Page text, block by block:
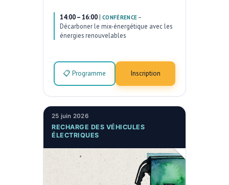
14:00 – 16:00 | CONFÉRENCE –
Décarboner le mix-énergétique avec les
énergies renouvelables
📋 Programme Inscription
25 juin 2026
RECHARGE DES VÉHICULES
ÉLECTRIQUES